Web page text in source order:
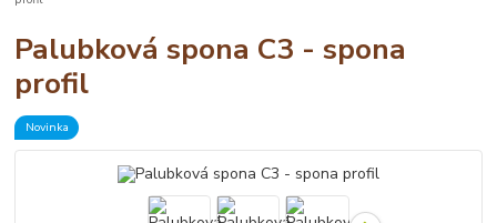
Palubková spona C3 - spona
profil
Novinka